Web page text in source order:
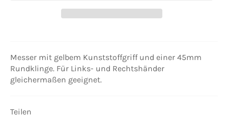
Messer mit gelbem Kunststoffgriff und einer 45mm
Rundklinge. Für Links- und Rechtshänder
gleichermaßen geeignet.
Teilen